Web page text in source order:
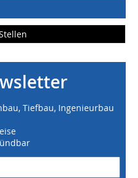
Tiefbau, Ingenieurbau